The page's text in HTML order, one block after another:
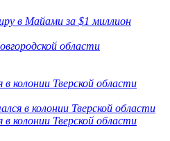
в Майами за $1 миллион
области
колонии Тверской области
колонии Тверской области